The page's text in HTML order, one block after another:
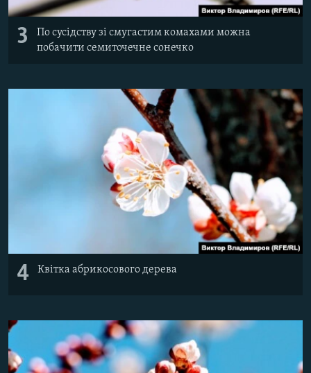
3
По сусідству зі смугастим комахами можна
побачити семиточечне сонечко
4 Квітка абрикосового дерева